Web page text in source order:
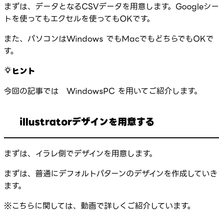
まずは、データとなるCSVデータを用意します。Googleシー
トを使ってもエクセルを使ってもOKです。
また、パソコンはWindows でもMacでもどちらでもOKで
す。
ヒント
今回の記事では WindowsPC を用いてご紹介します。
illustratorデザインを用意する
まずは、イラレ側でデザインを用意します。
まずは、普通にデフォルトパターンのデザインを作成していき
ます。
※こちらに関しては、動画で詳しくご紹介しています。